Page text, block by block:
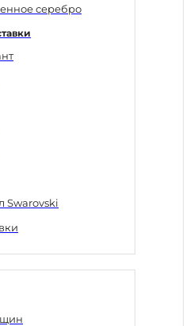
серебро
Swarovski